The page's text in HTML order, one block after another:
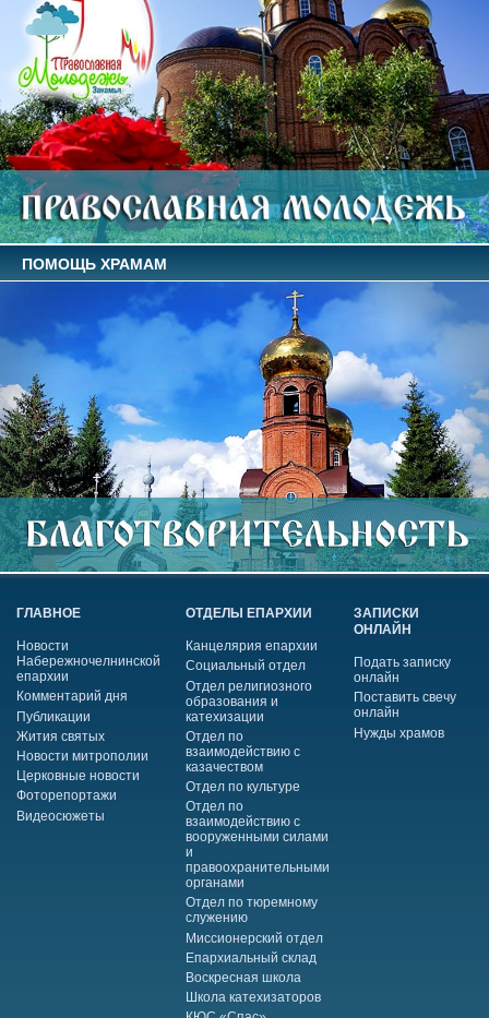
ПОМОЩЬ ХРАМАМ
ГЛАВНОЕ
Новости
Набережночелнинской
епархии
Комментарий дня
Публикации
Жития святых
Новости митрополии
Церковные новости
Фоторепортажи
Видеосюжеты
ОТДЕЛЫ ЕПАРХИИ
Канцелярия епархии
Социальный отдел
Отдел религиозного
образования и
катехизации
Отдел по
взаимодействию с
казачеством
Отдел по культуре
Отдел по
взаимодействию с
вооруженными силами
и
правоохранительными
органами
Отдел по тюремному
служению
Миссионерский отдел
Епархиальный склад
Воскресная школа
Школа катехизаторов
ЗАПИСКИ
ОНЛАЙН
Подать записку
онлайн
Поставить свечу
онлайн
Нужды храмов